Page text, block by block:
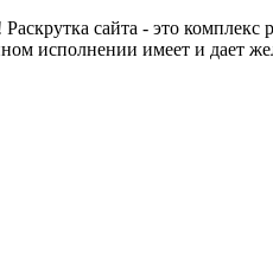
сайта - это
ее качественном исполнении